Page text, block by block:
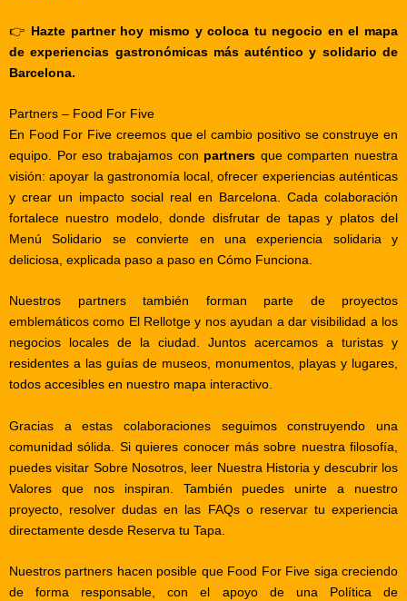
👉 Hazte partner hoy mismo y coloca tu negocio en el mapa
de experiencias gastronómicas más auténtico y solidario de
Barcelona.
Partners – Food For Five
En Food For Five creemos que el cambio positivo se construye en
equipo. Por eso trabajamos con partners que comparten nuestra
visión: apoyar la gastronomía local, ofrecer experiencias auténticas
y crear un impacto social real en Barcelona . Cada colaboración
fortalece nuestro modelo, donde disfrutar de tapasy platos del
Menú Solidario se convierte en una experiencia solidaria y
deliciosa, explicada paso a paso en Cómo Funciona
Nuestros partners también forman parte de proyectos
emblemáticos como El Rellotge y nos ayudan a dar visibilidad a los
negocios locales de la ciudad. Juntos acercamos a turistas y
residentes a las guías de museos, monumentos, playas y lugares,
todos accesibles en nuestro mapa interactivo.
Gracias a estas colaboraciones seguimos construyendo una
comunidad sólida. Si quieres conocer más sobre nuestra filosofía,
puedes visitar Sobre Nosotros , leer Nuestra Historia y descubrir los
Valores que nos inspiran. También puedesunirte a nuestro
proyecto, resolver dudas en las FAQso reservar tu experiencia
directamente desde Reserva tu Tapa
Nuestros partners hacen posible que Food For Five siga creciendo
de forma responsable, con el apoyo de una Política de